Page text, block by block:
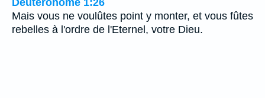
Deutéronome 1:26
Mais vous ne voulûtes point y monter, et vous fûtes
rebelles à l'ordre de l'Eternel, votre Dieu.